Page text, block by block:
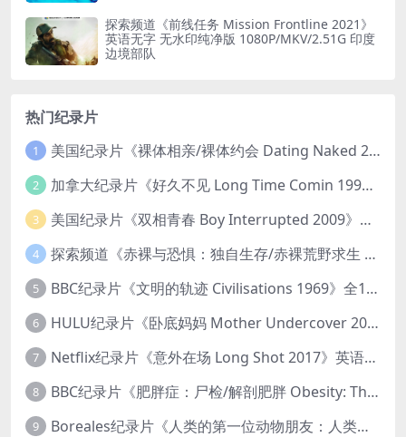
探索频道《前线任务 Mission Frontline 2021》
英语无字 无水印纯净版 1080P/MKV/2.51G 印度
边境部队
热门纪录片
1 美国纪录片《裸体相亲/裸体约会 Dating Naked 2014-2016》第1-3季全33集 英语中英双字 无水印纯净版 1080P/MKV/85.6G 裸体相亲真人秀
2 加拿大纪录片《好久不见 Long Time Comin 1993》英语中英双字 官方纯净版 1080P/MKV/1G 女同性艺术家
3 美国纪录片《双相青春 Boy Interrupted 2009》英语中英双字 官方纯净版 1080P/MKV/1.43G 青少年躁郁症
4 探索频道《赤裸与恐惧：独自生存/赤裸荒野求生 Naked and Afraid: Solo 2023》第一季全8集 英语中英双字 官方纯净版 高码1080P/MKV/45.4G
5 BBC纪录片《文明的轨迹 Civilisations 1969》全13集 英语中英双字 高清收藏版 1080P/MKV/64.1G 西方艺术史话
6 HULU纪录片《卧底妈妈 Mother Undercover 2023》全4集 英语中英双字 官方纯净版 1080P/MKV/7.6G 拯救孩子
7 Netflix纪录片《意外在场 Long Shot 2017》英语中字 720P/NKV/1.06GB 美国谋杀误判案件
8 BBC纪录片《肥胖症：尸检/解剖肥胖 Obesity: The Post Mortem 2016》英语中英双字 无水印纯净版 1080P/MKV/1.03G
9 Boreales纪录片《人类的第一位动物朋友：人类和狗的神奇故事 Man’s First Friend 2018》英语中英双字 1080P/MP4/1.8G 狗的神奇故事